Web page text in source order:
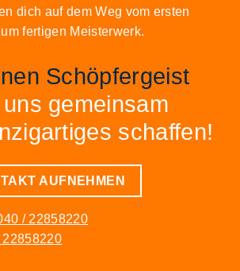
dich auf dem Weg vom ersten
fertigen Meisterwerk.
Schöpfergeist
gemeinsam
schaffen!
AUFNEHMEN
/ 22858220
22858220